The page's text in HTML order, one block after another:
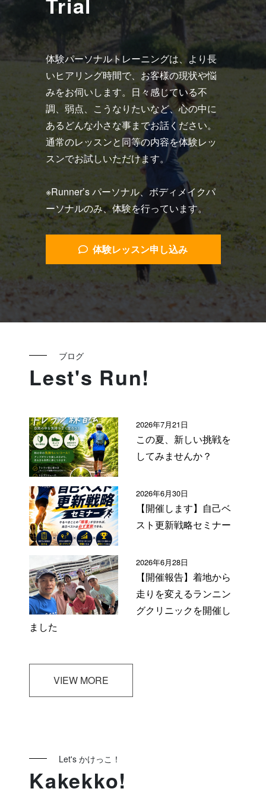
体験パーソナルトレーニングは、より長
いヒアリング時間で、お客様の現状や悩
みをお伺いします。日々感じている不
調、弱点、こうなりたいなど、心の中に
あるどんな小さな事までお話ください。
通常のレッスンと同等の内容を体験レッ
スンでお試しいただけます。
※Runner’s パーソナル、ボディメイクパ
ーソナルのみ、体験を行っています。
体験レッスン申し込み
ブログ
Lest's Run!
2026年7月21日
この夏、新しい挑戦を
してみませんか？
2026年6月30日
【開催します】自己ベ
スト更新戦略セミナー
2026年6月28日
【開催報告】着地から
走りを変えるランニン
グクリニックを開催し
ました
VIEW MORE
Let's かけっこ！
Kakekko!